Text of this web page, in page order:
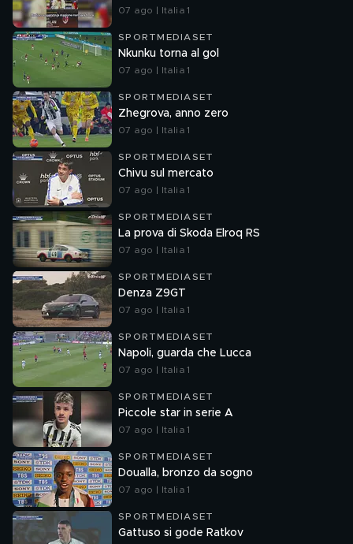
07 ago | Italia 1
SPORTMEDIASET
Nkunku torna al gol
07 ago | Italia 1
SPORTMEDIASET
Zhegrova, anno zero
07 ago | Italia 1
SPORTMEDIASET
Chivu sul mercato
07 ago | Italia 1
SPORTMEDIASET
La prova di Skoda Elroq RS
07 ago | Italia 1
SPORTMEDIASET
Denza Z9GT
07 ago | Italia 1
SPORTMEDIASET
Napoli, guarda che Lucca
07 ago | Italia 1
SPORTMEDIASET
Piccole star in serie A
07 ago | Italia 1
SPORTMEDIASET
Doualla, bronzo da sogno
07 ago | Italia 1
SPORTMEDIASET
Gattuso si gode Ratkov